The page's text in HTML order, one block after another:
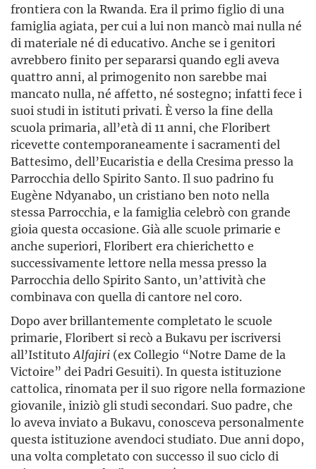
frontiera con la Rwanda. Era il primo figlio di una
famiglia agiata, per cui a lui non mancò mai nulla né
di materiale né di educativo. Anche se i genitori
avrebbero finito per separarsi quando egli aveva
quattro anni, al primogenito non sarebbe mai
mancato nulla, né affetto, né sostegno; infatti fece i
suoi studi in istituti privati. È verso la fine della
scuola primaria, all’età di 11 anni, che Floribert
ricevette contemporaneamente i sacramenti del
Battesimo, dell’Eucaristia e della Cresima presso la
Parrocchia dello Spirito Santo. Il suo padrino fu
Eugène Ndyanabo, un cristiano ben noto nella
stessa Parrocchia, e la famiglia celebrò con grande
gioia questa occasione. Già alle scuole primarie e
anche superiori, Floribert era chierichetto e
successivamente lettore nella messa presso la
Parrocchia dello Spirito Santo, un’attività che
combinava con quella di cantore nel coro.
Dopo aver brillantemente completato le scuole
primarie, Floribert si recò a Bukavu per iscriversi
all’Istituto Alfajiri (ex Collegio “Notre Dame de la
Victoire” dei Padri Gesuiti). In questa istituzione
cattolica, rinomata per il suo rigore nella formazione
giovanile, iniziò gli studi secondari. Suo padre, che
lo aveva inviato a Bukavu, conosceva personalmente
questa istituzione avendoci studiato. Due anni dopo,
una volta completato con successo il suo ciclo di